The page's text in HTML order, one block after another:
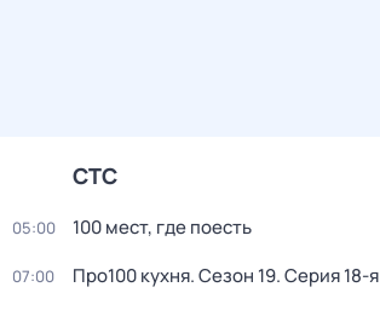
СТС
05:00 100 мест, где поесть
07:00 Про100 кухня. Сезон 19. Серия 18-я